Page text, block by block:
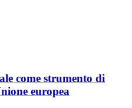
come strumento di
europea